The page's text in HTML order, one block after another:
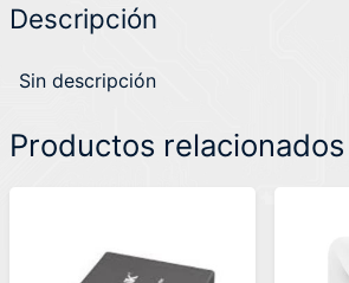
Descripción
Sin descripción
Productos relacionados